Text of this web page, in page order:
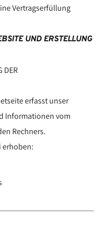
Vertragserfüllung
UND ERSTELLUNG
DER
erfasst unser
Informationen vom
Rechners.
erhoben: